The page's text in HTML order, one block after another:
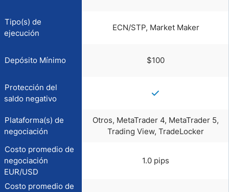
Tipo(s) de
ejecución
ECN/STP, Market Maker
Depósito Mínimo $100
Protección del
saldo negativo
Plataforma(s) de
negociación
Otros, MetaTrader 4, MetaTrader 5,
Trading View, TradeLocker
Costo promedio de
negociación
EUR/USD
1.0 pips
Costo promedio de